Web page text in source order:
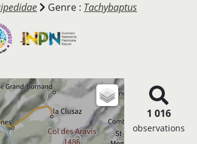
Genre : Tachybaptus
1 016
observations